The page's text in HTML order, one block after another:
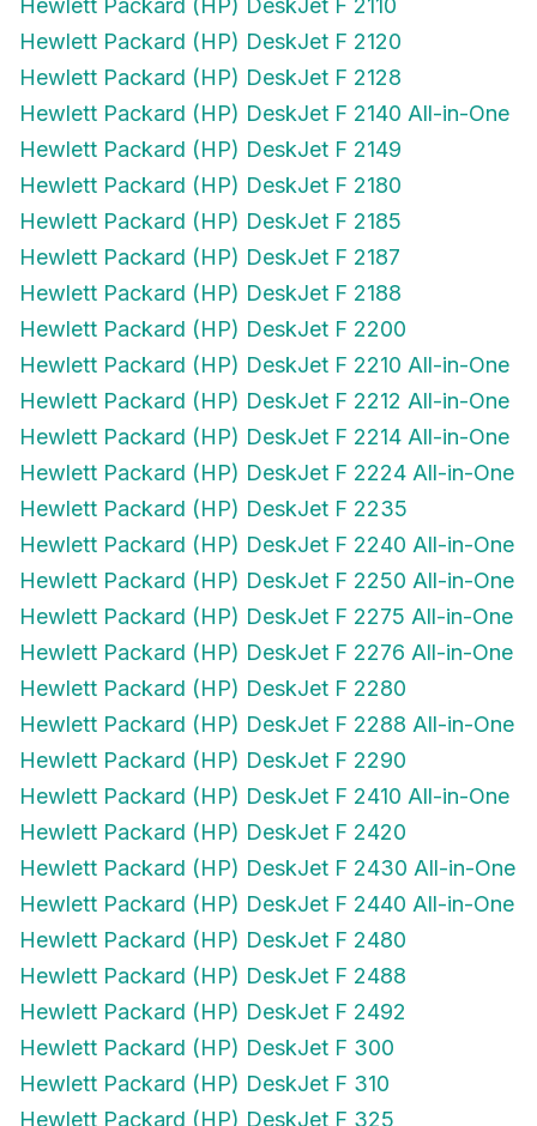
Hewlett Packard (HP) DeskJet F 2120
Hewlett Packard (HP) DeskJet F 2128
Hewlett Packard (HP) DeskJet F 2140 All-in-One
Hewlett Packard (HP) DeskJet F 2149
Hewlett Packard (HP) DeskJet F 2180
Hewlett Packard (HP) DeskJet F 2185
Hewlett Packard (HP) DeskJet F 2187
Hewlett Packard (HP) DeskJet F 2188
Hewlett Packard (HP) DeskJet F 2200
Hewlett Packard (HP) DeskJet F 2210 All-in-One
Hewlett Packard (HP) DeskJet F 2212 All-in-One
Hewlett Packard (HP) DeskJet F 2214 All-in-One
Hewlett Packard (HP) DeskJet F 2224 All-in-One
Hewlett Packard (HP) DeskJet F 2235
Hewlett Packard (HP) DeskJet F 2240 All-in-One
Hewlett Packard (HP) DeskJet F 2250 All-in-One
Hewlett Packard (HP) DeskJet F 2275 All-in-One
Hewlett Packard (HP) DeskJet F 2276 All-in-One
Hewlett Packard (HP) DeskJet F 2280
Hewlett Packard (HP) DeskJet F 2288 All-in-One
Hewlett Packard (HP) DeskJet F 2290
Hewlett Packard (HP) DeskJet F 2410 All-in-One
Hewlett Packard (HP) DeskJet F 2420
Hewlett Packard (HP) DeskJet F 2430 All-in-One
Hewlett Packard (HP) DeskJet F 2440 All-in-One
Hewlett Packard (HP) DeskJet F 2480
Hewlett Packard (HP) DeskJet F 2488
Hewlett Packard (HP) DeskJet F 2492
Hewlett Packard (HP) DeskJet F 300
Hewlett Packard (HP) DeskJet F 310
Hewlett Packard (HP) DeskJet F 325